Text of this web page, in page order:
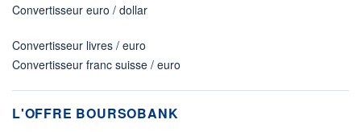
Convertisseur euro / dollar
Convertisseur livres / euro
Convertisseur franc suisse / euro
L'OFFRE BOURSOBANK